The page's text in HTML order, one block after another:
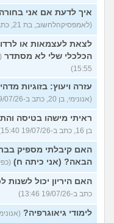
איך לדעת אם אני
(לאמפסיקהלחשוב, בת 21, כתבה ב-19/07/26 16:04)
לצאת לעצמאות או
הכלכלי שלי לא מסתדר
15:55)
עזרה ויעוץ: בזוגיות
(אנונימי, בן 20, כתב ב-19/07/26 15:44)
ראיתי מישהו בטיסה
בן 16, כתב ב-19/07/26 15:40)
האם קיבלתי מספיק
הבאה? (אני כיתה ח) (כפיר, בן 14,
האם היריון יכול לשנות
כתב ב-19/07/26 13:46)
לימודי גיאוגרפיה? (אנונימית, בת 19,